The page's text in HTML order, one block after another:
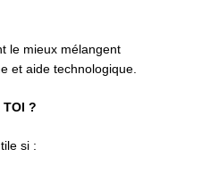
le mieux mélangent
et aide technologique.
TOI ?
si :